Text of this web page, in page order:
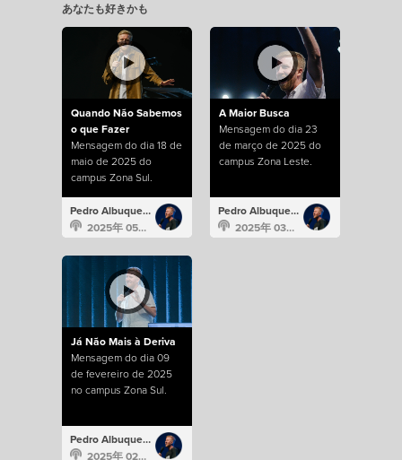
あなたも好きかも
Quando Não Sabemos
o que Fazer
Mensagem do dia 18 de
maio de 2025 do
campus Zona Sul.
Pedro Albuquerque
2025年 05月 18日
A Maior Busca
Mensagem do dia 23
de março de 2025 do
campus Zona Leste.
Pedro Albuquerque
2025年 03月 23日
Já Não Mais à Deriva
Mensagem do dia 09
de fevereiro de 2025
no campus Zona Sul.
Pedro Albuquerque
2025年 02月 9日